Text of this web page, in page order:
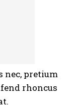
nec, pretium
rhoncus